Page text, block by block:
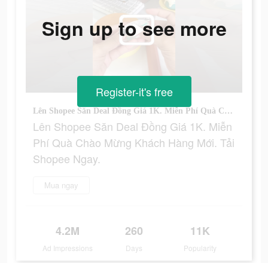
Lên Shopee Săn Deal Đồng Giá 1K. Miễn Phí Quà Chào Mừng Khách Hàng Mới. Tải Shopee Ngay.
Lên Shopee Săn Deal Đồng Giá 1K. Miễn
Phí Quà Chào Mừng Khách Hàng Mới. Tải
Shopee Ngay.
Mua ngay
4.2M
Ad Impressions
260
Days
11K
Popularity
Sign up to see more
Register-it's free